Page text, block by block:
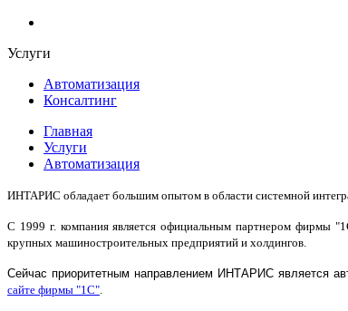
Услуги
Автоматизация
Консалтинг
Главная
Услуги
Автоматизация
ИНТАРИС обладает большим опытом в области системной
С 1999 г. компания является официальным партнером фирмы
крупных машиностроительных предприятий и холдингов.
Сейчас приоритетным направлением ИНТАРИС является
сайте фирмы "1С".